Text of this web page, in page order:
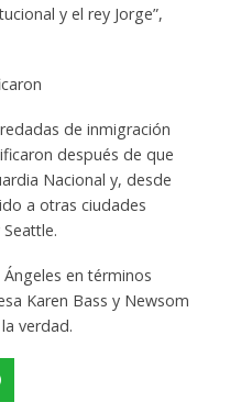
y el rey Jorge”,
de inmigración
después de que
Nacional y, desde
a otras ciudades
en términos
Karen Bass y Newsom
verdad.